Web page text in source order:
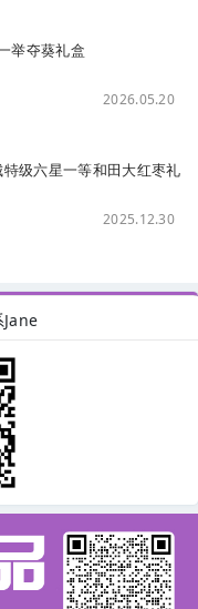
举夺葵礼盒
2026.05.20
级六星一等和田大红枣礼
2025.12.30